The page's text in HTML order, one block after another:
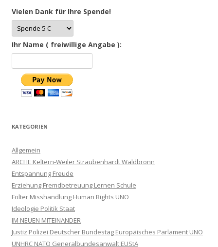
Vielen Dank für Ihre Spende!
Ihr Name ( freiwillige Angabe ):
KATEGORIEN
Allgemein
ARCHE Keltern-Weiler Straubenhardt Waldbronn
Entspannung Freude
Erziehung Fremdbetreuung Lernen Schule
Folter Misshandlung Human Rights UNO
Ideologie Politik Staat
IM NEUEN MITEINANDER
Justiz Polizei Deutscher Bundestag Europäisches Parlament UNO
UNHRC NATO Generalbundesanwalt EUStA